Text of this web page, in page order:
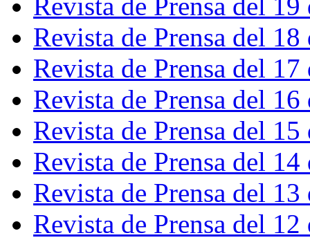
Revista de Prensa del
Revista de Prensa del
Revista de Prensa del
Revista de Prensa del
Revista de Prensa del
Revista de Prensa del
Revista de Prensa del
Revista de Prensa del